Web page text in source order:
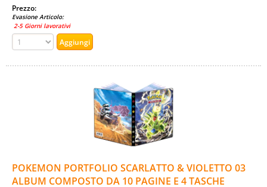
Prezzo:
Evasione Articolo:
2-5 Giorni lavorativi
POKEMON PORTFOLIO SCARLATTO & VIOLETTO 03
ALBUM COMPOSTO DA 10 PAGINE E 4 TASCHE